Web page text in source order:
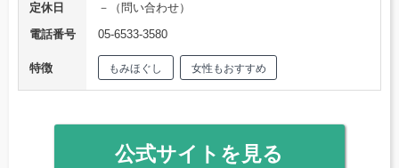
定休日
－（問い合わせ）
電話番号
05-6533-3580
特徴 もみほぐし 女性もおすすめ
公式サイトを見る